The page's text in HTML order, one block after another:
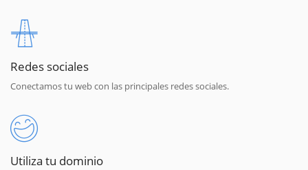
Redes sociales
Conectamos tu web con las principales redes sociales.
Utiliza tu dominio